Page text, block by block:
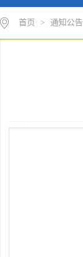
首页 > 通知公告